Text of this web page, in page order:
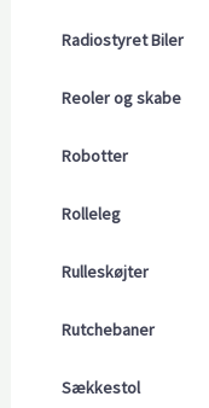
Radiostyret Biler
Reoler og skabe
Robotter
Rolleleg
Rulleskøjter
Rutchebaner
Sækkestol